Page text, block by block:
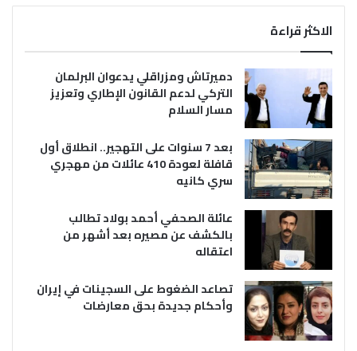
الاكثر قراءة
دميرتاش ومزراقلي يدعوان البرلمان
التركي لدعم القانون الإطاري وتعزيز
مسار السلام
بعد 7 سنوات على التهجير.. انطلاق أول
قافلة لعودة 410 عائلات من مهجري
سري كانيه
عائلة الصحفي أحمد بولاد تطالب
بالكشف عن مصيره بعد أشهر من
اعتقاله
تصاعد الضغوط على السجينات في إيران
وأحكام جديدة بحق معارضات